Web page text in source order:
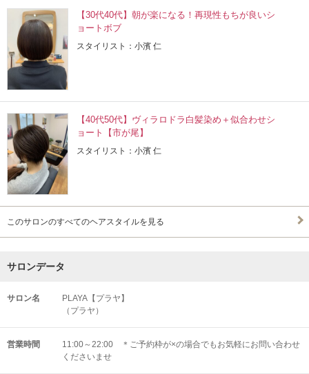
【30代40代】朝が楽になる！再現性もちが良いシ
ョートボブ
スタイリスト：小濱 仁
【40代50代】ヴィラロドラ白髪染め＋似合わせシ
ョート【市が尾】
スタイリスト：小濱 仁
このサロンのすべてのヘアスタイルを見る
サロンデータ
サロン名
PLAYA【プラヤ】
（プラヤ）
営業時間
11:00～22:00 ＊ご予約枠が×の場合でもお気軽にお問い合わせ
くださいませ